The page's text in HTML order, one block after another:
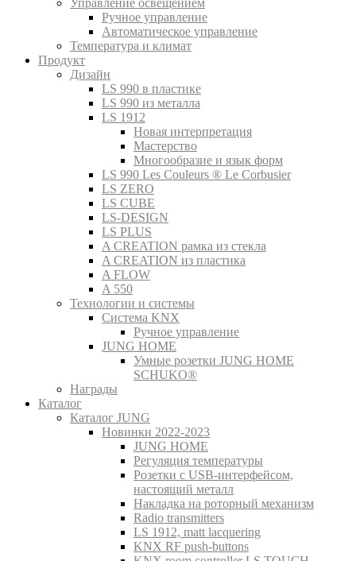
Управление освещением
Ручное управление
Автоматическое управление
Температура и климат
Продукт
Дизайн
LS 990 в пластике
LS 990 из металла
LS 1912
Новая интерпретация
Мастерство
Многообразие и язык форм
LS 990 Les Couleurs ® Le Corbusier
LS ZERO
LS CUBE
LS-DESIGN
LS PLUS
A CREATION рамка из стекла
A CREATION из пластика
A FLOW
A 550
Технологии и системы
Система KNX
Ручное управление
JUNG HOME
Умные розетки JUNG HOME
SCHUKO®
Награды
Каталог
Каталог JUNG
Новинки 2022-2023
JUNG HOME
Регуляция температуры
Розетки с USB-интерфейсом,
настоящий металл
Накладка на роторный механизм
Radio transmitters
LS 1912, matt lacquering
KNX RF push-buttons